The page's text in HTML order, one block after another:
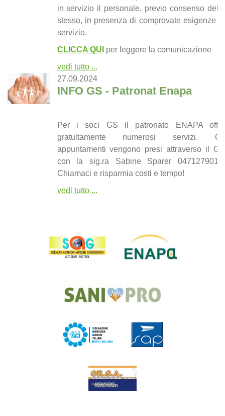
in servizio il personale, previo consenso dello
stesso, in presenza di comprovate esigenze di
servizio.
C LICCA QUI per leggere la comunicazione
vedi tutto ...
27.09.2024
INFO GS - Patronat Enapa
Per i soci GS il patronato ENAPA offre
gratuitamente numerosi servizi. Gli
appuntamenti vengono presi attraverso il GS
con la sig.ra Sabine Sparer 0471279016.
Chiamaci e risparmia costi e tempo!
vedi tutto ...